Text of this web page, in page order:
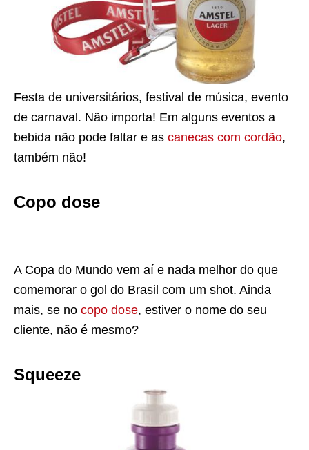
Festa de universitários, festival de música, evento
de carnaval. Não importa! Em alguns eventos a
bebida não pode faltar e as canecas com cordão,
também não!
Copo dose
A Copa do Mundo vem aí e nada melhor do que
comemorar o gol do Brasil com um shot. Ainda
mais, se no copo dose, estiver o nome do seu
cliente, não é mesmo?
Squeeze